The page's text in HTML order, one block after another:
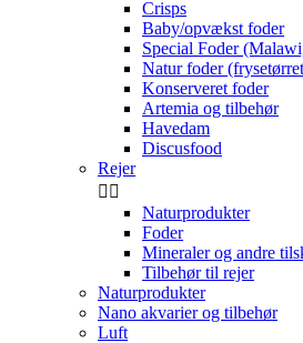
Crisps
Baby/opvækst foder
Special Foder
Natur foder
Konserveret foder
Artemia og tilbehør
Havedam
Discusfood
Rejer
 
Naturprodukter
Foder
Mineraler og andre
Tilbehør til rejer
Naturprodukter
Nano akvarier og tilbehør
Luft